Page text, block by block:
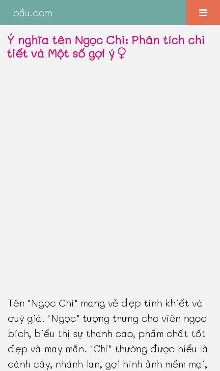
bầu.com
Ý nghĩa tên Ngọc Chi: Phân tích chi
tiết và Một số gợi ý
Tên "Ngọc Chi" mang vẻ đẹp tinh khiết và
quý giá. "Ngọc" tượng trưng cho viên ngọc
bích, biểu thị sự thanh cao, phẩm chất tốt
đẹp và may mắn. "Chi" thường được hiểu là
cành cây, nhánh lan, gợi hình ảnh mềm mại,